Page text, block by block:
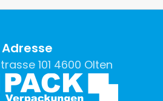
Adresse
101 4600 Olten